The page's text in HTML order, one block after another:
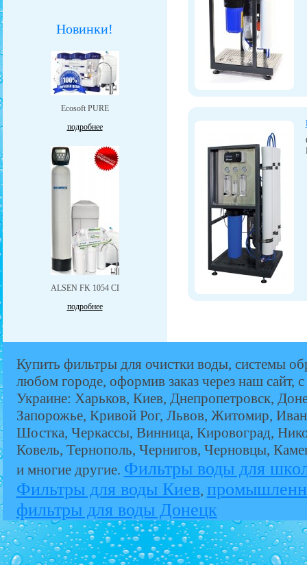
Новинки!
Ecosoft PURE
подробнее
ALSEN FK 1054 CI
подробнее
Купить фильтры для очистки воды, системы
любом городе, оформив заказ через наш сайт,
Украине: Харьков, Киев, Днепропетровск,
Запорожье, Кривой Рог, Львов, Житомир,
Шостка, Черкассы, Винница, Кировоград,
Ковель, Тернополь, Чернигов, Черновцы,
и многие другие. Фильтры воды для
Фильтры для воды Киев,
фильтры для воды Донецк